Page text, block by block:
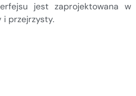
jest zaprojektowana w
i przejrzysty.